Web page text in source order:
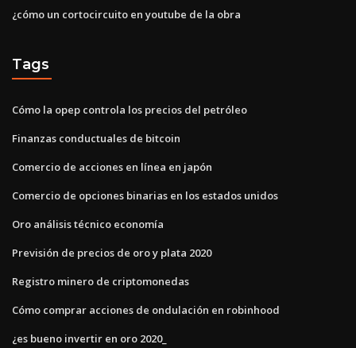
¿cómo un cortocircuito en youtube de la obra
Tags
Cómo la opep controla los precios del petróleo
Finanzas conductuales de bitcoin
Comercio de acciones en línea en japón
Comercio de opciones binarias en los estados unidos
Oro análisis técnico economía
Previsión de precios de oro y plata 2020
Registro minero de criptomonedas
Cómo comprar acciones de ondulación en robinhood
¿es bueno invertir en oro 2020_